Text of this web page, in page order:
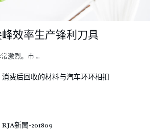
效率生产锋利刀具
激烈。市 …
消费后回收的材料与汽车环环相扣
RJA新聞-201809